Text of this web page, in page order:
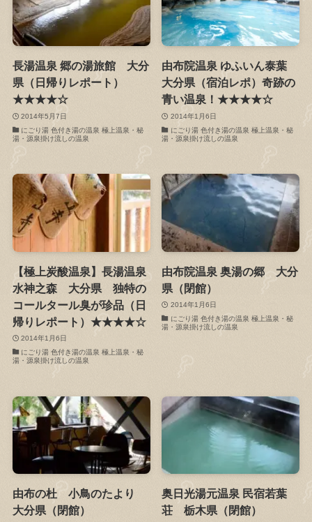
長湯温泉 郷の湯旅館 大分
県（日帰りレポート）
★★★★☆
2014年5月7日
にごり湯 色付き湯の温泉 極上温泉・秘
湯・源泉掛け流しの温泉
由布院温泉 ゆふいん泰葉
大分県（宿泊レポ）奇跡の
青い温泉！★★★★☆
2014年1月6日
にごり湯 色付き湯の温泉 極上温泉・秘
湯・源泉掛け流しの温泉
【極上炭酸温泉】長湯温泉
水神之森 大分県 独特の
コールタール臭が珍品（日
帰りレポート）★★★★☆
2014年1月6日
にごり湯 色付き湯の温泉 極上温泉・秘
湯・源泉掛け流しの温泉
由布院温泉 奥湯の郷 大分
県（閉館）
2014年1月6日
にごり湯 色付き湯の温泉 極上温泉・秘
湯・源泉掛け流しの温泉
由布の杜 小鳥のたより
大分県（閉館）
奥日光湯元温泉 民宿若葉
荘 栃木県（閉館）